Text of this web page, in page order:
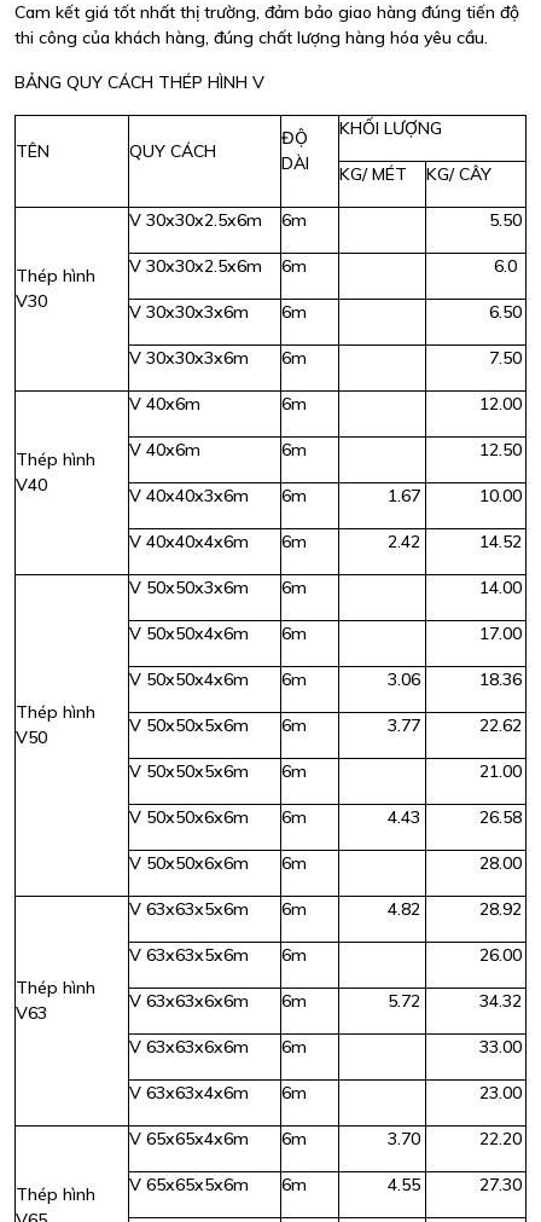
Cam kết giá tốt nhất thị trường, đảm bảo giao hàng đúng tiến độ
thi công của khách hàng, đúng chất lượng hàng hóa yêu cầu.
BẢNG QUY CÁCH THÉP HÌNH V
TÊN QUY CÁCH
ĐỘ
DÀI
KHỐI LƯỢNG
KG/ MÉT KG/ CÂY
Thép hình
V30
V 30x30x2.5x6m 6m 5.50
V 30x30x2.5x6m 6m 6.0
V 30x30x3x6m 6m 6.50
V 30x30x3x6m 6m 7.50
Thép hình
V40
V 40x6m 6m 12.00
V 40x6m 6m 12.50
V 40x40x3x6m 6m 1.67 10.00
V 40x40x4x6m 6m 2.42 14.52
Thép hình
V50
V 50x50x3x6m 6m 14.00
V 50x50x4x6m 6m 17.00
V 50x50x4x6m 6m 3.06 18.36
V 50x50x5x6m 6m 3.77 22.62
V 50x50x5x6m 6m 21.00
V 50x50x6x6m 6m 4.43 26.58
V 50x50x6x6m 6m 28.00
Thép hình
V63
V 63x63x5x6m 6m 4.82 28.92
V 63x63x5x6m 6m 26.00
V 63x63x6x6m 6m 5.72 34.32
V 63x63x6x6m 6m 33.00
V 63x63x4x6m 6m 23.00
Thép hình
V 65x65x4x6m 6m 3.70 22.20
V 65x65x5x6m 6m 4.55 27.30